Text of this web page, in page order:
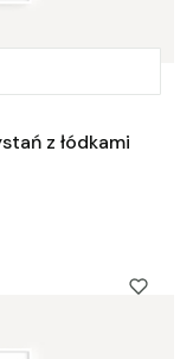
z łódkami